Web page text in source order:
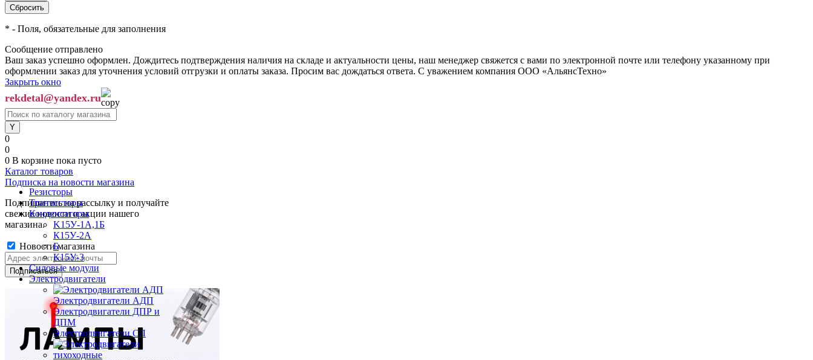
* - Поля, обязательные для заполнения
Сообщение отправлено
Ваш заказ успешно оформлен. Дождитесь подтверждения наличия на складе и актуальности цены, наш менеджер свяжется с вами по электронной почте или телефону указанному при
оформлении заказ для уточнения условий отгрузки и оплаты заказа. Просим вас дождаться ответа. С уважением компания ООО «АльянсТехно»
Закрыть окно
rekdetal@yandex.ru
0
0
0 В корзине пока пусто
Каталог товаров
Резисторы
Транзисторы
Конденсаторы
K15У-1А,1Б
К15У-2А
Б
К15У-3
Силовые модули
Электродвигатели
Электродвигатели АДП
Электродвигатели ДПР и
ДПМ
Электродвигатели СЛ
Подписка на новости магазина
Подпишитесь на рассылку и получайте
свежие новости и акции нашего
магазина.
Новости магазина